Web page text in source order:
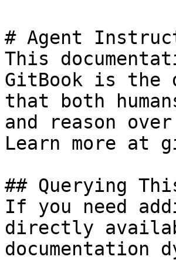
# Agent
This
GitBook is the
that both
and reason
Learn more at
## Querying
If you need
directly
documentation